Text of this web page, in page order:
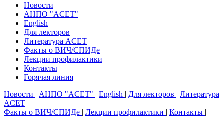
Новости
АНПО "ACET"
English
Для лекторов
Литература ACET
Факты о ВИЧ/СПИДе
Лекции профилактики
Контакты
Горячая линия
Новости | АНПО "ACET" | English | Для лекторов | Литература
ACET
Факты о ВИЧ/СПИДе | Лекции профилактики | Контакты |